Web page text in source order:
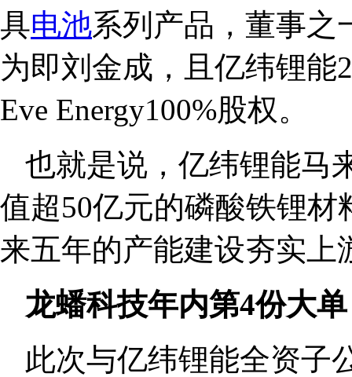
具电池系列产品，董事之
为即刘金成，且亿纬锂能
Eve Energy100%股权。
也就是说，亿纬锂能马
值超50亿元的磷酸铁锂
来五年的产能建设夯实上
龙蟠科技年内第4份大单
此次与亿纬锂能全资子